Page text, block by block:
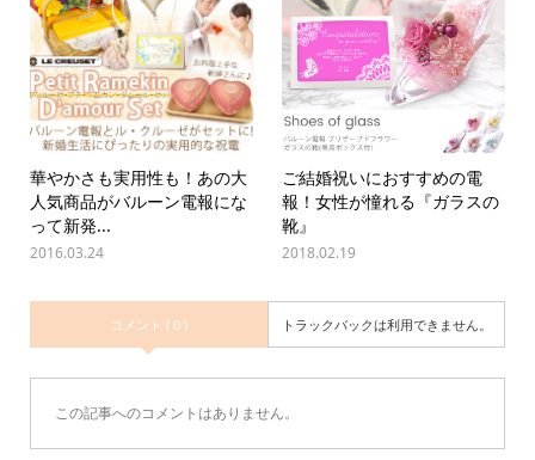
華やかさも実用性も！あの大
人気商品がバルーン電報にな
って新発...
2016.03.24
ご結婚祝いにおすすめの電
報！女性が憧れる『ガラスの
靴』
2018.02.19
コメント ( 0 ) トラックバックは利用できません。
この記事へのコメントはありません。